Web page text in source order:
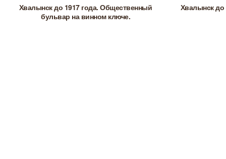
Хвалынск до 1917 года. Общественный
бульвар на винном ключе.
Хвалынск до